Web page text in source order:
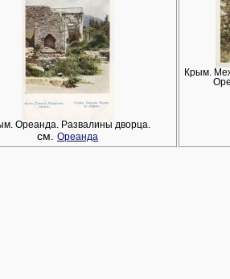
Ореанда. Развалины дворца.
см. Ореанда
Крым.